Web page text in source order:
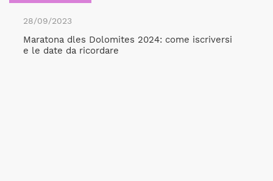
28/09/2023
Maratona dles Dolomites 2024: come iscriversi
e le date da ricordare